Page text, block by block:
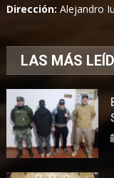
Dirección:Alejandro
LAS MÁS